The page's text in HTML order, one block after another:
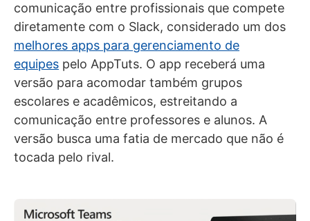
comunicação entre profissionais que compete
diretamente com o Slack, considerado um dos
melhores apps para gerenciamento de
equipes pelo AppTuts. O app receberá uma
versão para acomodar também grupos
escolares e acadêmicos, estreitando a
comunicação entre professores e alunos. A
versão busca uma fatia de mercado que não é
tocada pelo rival.